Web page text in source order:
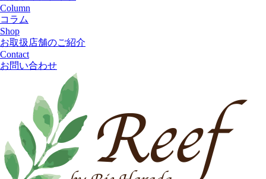
Column
コラム
Shop
お取扱店舗のご紹介
Contact
お問い合わせ